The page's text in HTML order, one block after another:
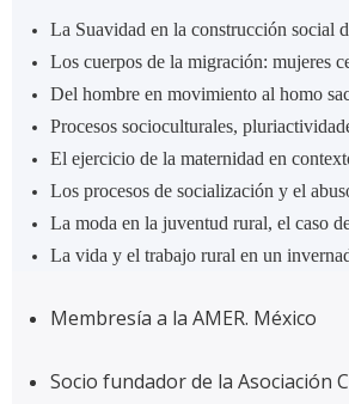
La Suavidad en la construcción social
Los cuerpos de la migración: mujeres
Del hombre en movimiento al homo
Procesos socioculturales,
El ejercicio de la maternidad en
Los procesos de socialización y el
La moda en la juventud rural, el caso
La vida y el trabajo rural en un
Membresía a la AMER. México
Socio fundador de la Asociación